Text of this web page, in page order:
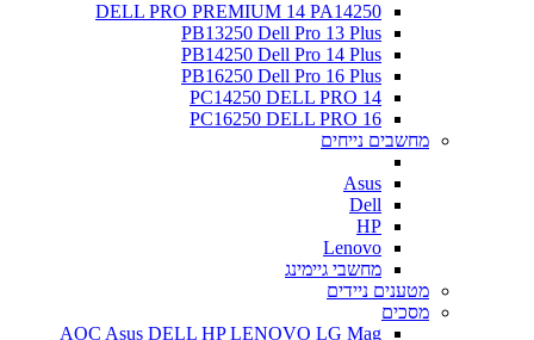
DELL PRO PREMIUM 14 PA14250
PB13250 Dell Pro 13 Plus
PB14250 Dell Pro 14 Plus
PB16250 Dell Pro 16 Plus
PC14250 DELL PRO 14
PC16250 DELL PRO 16
מחשבים נייחים
Asus
Dell
HP
Lenovo
מחשבי גיימינג
מטענים ניידים
מסכים
AOC Asus DELL HP LENOVO LG Mag